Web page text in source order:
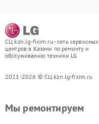
СЦ kzn.lg-fixim.ru - сеть сервисных
центров в Казани по ремонту и
обслуживанию техники LG
2021-2026 © СЦ kzn.lg-fixim.ru
Мы ремонтируем